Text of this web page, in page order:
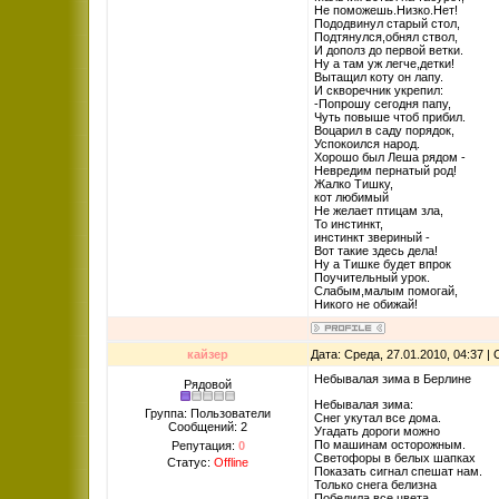
Не поможешь.Низко.Нет!
Пододвинул старый стол,
Подтянулся,обнял ствол,
И дополз до первой ветки.
Ну а там уж легче,детки!
Вытащил коту он лапу.
И скворечник укрепил:
-Попрошу сегодня папу,
Чуть повыше чтоб прибил.
Воцарил в саду порядок,
Успокоился народ.
Хорошо был Леша рядом -
Невредим пернатый род!
Жалко Тишку,
кот любимый
Не желает птицам зла,
То инстинкт,
инстинкт звериный -
Вот такие здесь дела!
Ну а Тишке будет впрок
Поучительный урок.
Слабым,малым помогай,
Никого не обижай!
кайзер Дата: Среда, 27.01.2010, 04:37 |
Рядовой
Группа: Пользователи
Сообщений: 2
Репутация: 0
Статус: Offline
Небывалая зима в Берлине
Небывалая зима:
Снег укутал все дома.
Угадать дороги можно
По машинам осторожным.
Светофоры в белых шапках
Показать сигнал спешат нам.
Только снега белизна